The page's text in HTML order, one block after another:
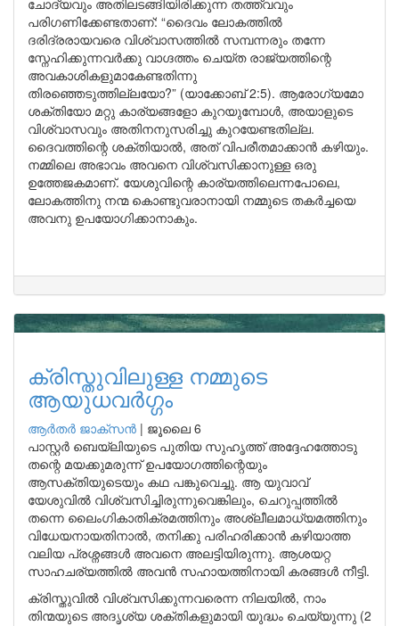
ചോദ്യവും അതിലടങ്ങിയിരിക്കുന്ന തത്ത്വവും
പരിഗണിക്കേണ്ടതാണ്: “ദൈവം ലോകത്തിൽ
ദരിദ്രരായവരെ വിശ്വാസത്തിൽ സമ്പന്നരും തന്നേ
സ്നേഹിക്കുന്നവർക്കു വാഗ്ദത്തം ചെയ്ത രാജ്യത്തിന്റെ
അവകാശികളുമാകേണ്ടതിന്നു
തിരഞ്ഞെടുത്തില്ലയോ?” (യാക്കോബ് 2:5). ആരോഗ്യമോ
ശക്തിയോ മറ്റു കാര്യങ്ങളോ കുറയുമ്പോൾ, അയാളുടെ
വിശ്വാസവും അതിനനുസരിച്ചു കുറയേണ്ടതില്ല.
ദൈവത്തിന്റെ ശക്തിയാൽ, അത് വിപരീതമാക്കാൻ കഴിയും.
നമ്മിലെ അഭാവം അവനെ വിശ്വസിക്കാനുള്ള ഒരു
ഉത്തേജകമാണ്. യേശുവിന്റെ കാര്യത്തിലെന്നപോലെ,
ലോകത്തിനു നന്മ കൊണ്ടുവരാനായി നമ്മുടെ തകർച്ചയെ
അവനു ഉപയോഗിക്കാനാകും.
ക്രിസ്തുവിലുള്ള നമ്മുടെ
ആയുധവർഗ്ഗം
ആർതർ ജാക്സൻ | ജൂലൈ 6
പാസ്റ്റർ ബെയ്ലിയുടെ പുതിയ സുഹൃത്ത് അദ്ദേഹത്തോടു
തന്റെ മയക്കുമരുന്ന് ഉപയോഗത്തിന്റെയും
ആസക്തിയുടെയും കഥ പങ്കുവെച്ചു. ആ യുവാവ്
യേശുവിൽ വിശ്വസിച്ചിരുന്നുവെങ്കിലും, ചെറുപ്പത്തിൽ
തന്നെ ലൈംഗികാതിക്രമത്തിനും അശ്ലീലമാധ്യമത്തിനും
വിധേയനായതിനാൽ, തനിക്കു പരിഹരിക്കാൻ കഴിയാത്ത
വലിയ പ്രശ്നങ്ങൾ അവനെ അലട്ടിയിരുന്നു. ആശയറ്റ
സാഹചര്യത്തിൽ അവൻ സഹായത്തിനായി കരങ്ങൾ നീട്ടി.
ക്രിസ്തുവിൽ വിശ്വസിക്കുന്നവരെന്ന നിലയിൽ, നാം
തിന്മയുടെ അദൃശ്യ ശക്തികളുമായി യുദ്ധം ചെയ്യുന്നു (2